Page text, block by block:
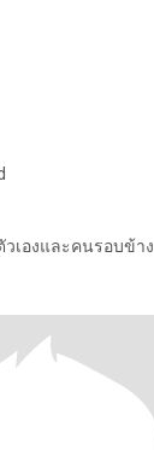
เองและคนรอบข้าง